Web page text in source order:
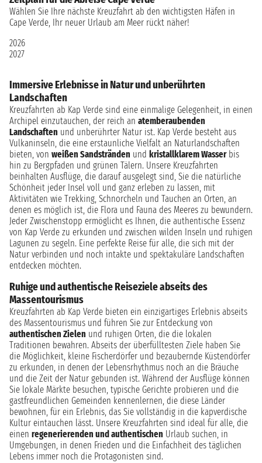
Wählen Sie Ihre nächste Kreuzfahrt ab den wichtigsten Häfen in
Cape Verde, Ihr neuer Urlaub am Meer rückt näher!
2026
2027
Immersive Erlebnisse in Natur und unberührten
Landschaften
Kreuzfahrten ab Kap Verde sind eine einmalige Gelegenheit, in einen
Archipel einzutauchen, der reich an atemberaubenden
Landschaften und unberührter Natur ist. Kap Verde besteht aus
Vulkaninseln, die eine erstaunliche Vielfalt an Naturlandschaften
bieten, von weißen Sandstränden und kristallklarem Wasserbis
hin zu Bergpfaden und grünen Tälern. Unsere Kreuzfahrten
beinhalten Ausflüge, die darauf ausgelegt sind, Sie die natürliche
Schönheit jeder Insel voll und ganz erleben zu lassen, mit
Aktivitäten wie Trekking, Schnorcheln und Tauchen an Orten, an
denen es möglich ist, die Flora und Fauna des Meeres zu bewundern.
Jeder Zwischenstopp ermöglicht es Ihnen, die authentische Essenz
von Kap Verde zu erkunden und zwischen wilden Inseln und ruhigen
Lagunen zu segeln. Eine perfekte Reise für alle, die sich mit der
Natur verbinden und noch intakte und spektakuläre Landschaften
entdecken möchten.
Ruhige und authentische Reiseziele abseits des
Massentourismus
Kreuzfahrten ab Kap Verde bieten ein einzigartiges Erlebnis abseits
des Massentourismus und führen Sie zur Entdeckung von
authentischen Zielen und ruhigen Orten, die die lokalen
Traditionen bewahren. Abseits der überfülltesten Ziele haben Sie
die Möglichkeit, kleine Fischerdörfer und bezaubernde Küstendörfer
zu erkunden, in denen der Lebensrhythmus noch an die Bräuche
und die Zeit der Natur gebunden ist. Während der Ausflüge können
Sie lokale Märkte besuchen, typische Gerichte probieren und die
gastfreundlichen Gemeinden kennenlernen, die diese Länder
bewohnen, für ein Erlebnis, das Sie vollständig in die kapverdische
Kultur eintauchen lässt. Unsere Kreuzfahrten sind ideal für alle, die
einen regenerierenden und authentischen Urlaub suchen, in
Umgebungen, in denen Frieden und die Einfachheit des täglichen
Lebens immer noch die Protagonisten sind.